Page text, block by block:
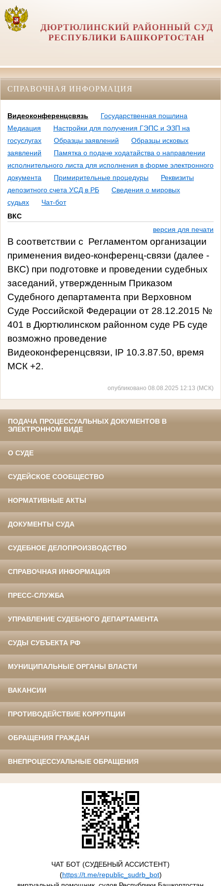
ДЮРТЮЛИНСКИЙ РАЙОННЫЙ СУД
РЕСПУБЛИКИ БАШКОРТОСТАН
СПРАВОЧНАЯ ИНФОРМАЦИЯ
Видеоконференцсвязь
Государственная пошлина
Медиация
Настройки для получения ГЭПС и ЭЗП на
госуслугах
Образцы заявлений
Образцы исковых
заявлений
Памятка о подаче ходатайства о направлении
исполнительного листа для исполнения в форме электронного
документа
Примирительные процедуры
Реквизиты
депозитного счета УСД в РБ
Сведения о мировых
судьях
Чат-бот
ВКС
версия для печати
В соответствии с Регламентом организации
применения видео-конференц-связи (далее -
ВКС) при подготовке и проведении судебных
заседаний, утвержденным Приказом
Судебного департамента при Верховном
Суде Российской Федерации от 28.12.2015 №
401 в Дюртюлинском районном суде РБ суде
возможно проведение
Видеоконференцсвязи, IP 10.3.87.50, время
МСК +2.
опубликовано 08.08.2025 12:13 (МСК)
ПОДАЧА ПРОЦЕССУАЛЬНЫХ ДОКУМЕНТОВ В
ЭЛЕКТРОННОМ ВИДЕ
О СУДЕ
СУДЕЙСКОЕ СООБЩЕСТВО
НОРМАТИВНЫЕ АКТЫ
ДОКУМЕНТЫ СУДА
СУДЕБНОЕ ДЕЛОПРОИЗВОДСТВО
СПРАВОЧНАЯ ИНФОРМАЦИЯ
ПРЕСС-СЛУЖБА
УПРАВЛЕНИЕ СУДЕБНОГО ДЕПАРТАМЕНТА
СУДЫ СУБЪЕКТА РФ
МУНИЦИПАЛЬНЫЕ ОРГАНЫ ВЛАСТИ
ВАКАНСИИ
ПРОТИВОДЕЙСТВИЕ КОРРУПЦИИ
ОБРАЩЕНИЯ ГРАЖДАН
ВНЕПРОЦЕССУАЛЬНЫЕ ОБРАЩЕНИЯ
ЧАТ БОТ (СУДЕБНЫЙ АССИСТЕНТ)
(https://t.me/republic_sudrb_bot)